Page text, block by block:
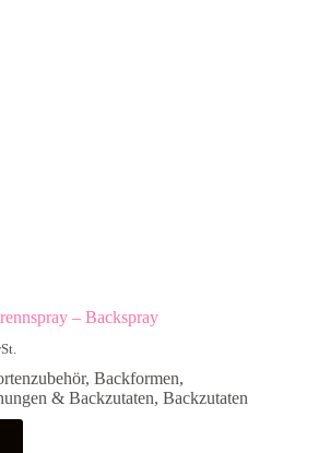
– Backspray
, Backformen,
& Backzutaten, Backzutaten